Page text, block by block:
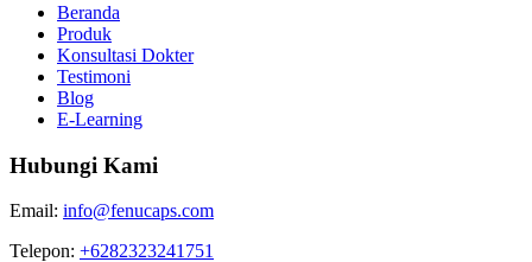
Beranda
Produk
Konsultasi Dokter
Testimoni
Blog
E-Learning
Hubungi Kami
Email: info@fenucaps.com
Telepon: +6282323241751